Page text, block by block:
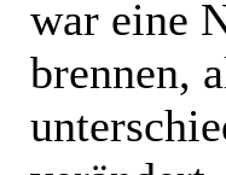
war eine
brennen,